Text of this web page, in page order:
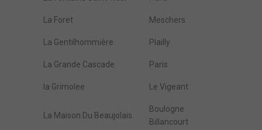
La Foret Meschers
La Gentilhommière Plailly
La Grande Cascade Paris
la Grimolee Le Vigeant
La Maison Du Beaujolais
Boulogne
Billancourt